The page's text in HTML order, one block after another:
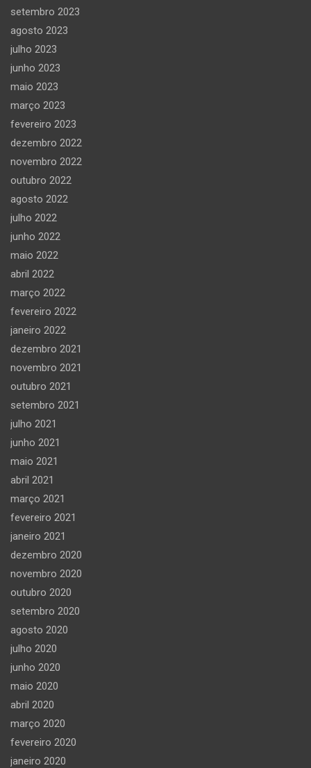
setembro 2023
agosto 2023
julho 2023
junho 2023
maio 2023
março 2023
fevereiro 2023
dezembro 2022
novembro 2022
outubro 2022
agosto 2022
julho 2022
junho 2022
maio 2022
abril 2022
março 2022
fevereiro 2022
janeiro 2022
dezembro 2021
novembro 2021
outubro 2021
setembro 2021
julho 2021
junho 2021
maio 2021
abril 2021
março 2021
fevereiro 2021
janeiro 2021
dezembro 2020
novembro 2020
outubro 2020
setembro 2020
agosto 2020
julho 2020
junho 2020
maio 2020
abril 2020
março 2020
fevereiro 2020
janeiro 2020